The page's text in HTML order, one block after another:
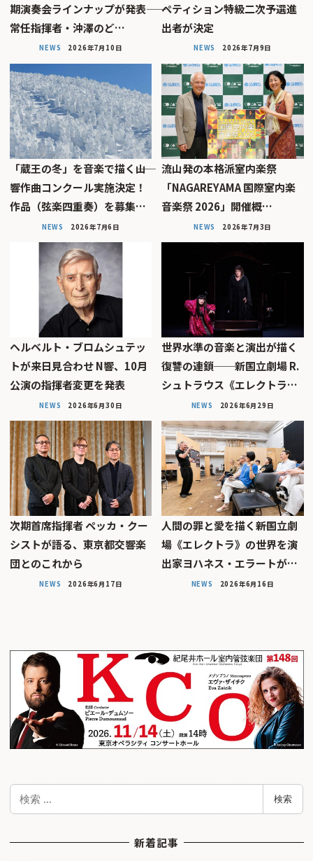
期演奏会ラインナップが発表――
常任指揮者・沖澤のど…
NEWS 2026年7月10日
ペティション特級二次予選進
出者が決定
NEWS 2026年7月9日
「蔵王の冬」を音楽で描く――山
響作曲コンクール実施決定！
作品（弦楽四重奏）を募集…
NEWS 2026年7月6日
流山発の本格派室内楽祭
「NAGAREYAMA 国際室内楽
音楽祭 2026」開催概…
NEWS 2026年7月3日
ヘルベルト・ブロムシュテッ
トが来日見合わせ N響、10月
公演の指揮者変更を発表
NEWS 2026年6月30日
世界水準の音楽と演出が描く
復讐の連鎖──新国立劇場 R.
シュトラウス《エレクトラ…
NEWS 2026年6月29日
次期首席指揮者 ペッカ・クー
シストが語る、東京都交響楽
団とのこれから
NEWS 2026年6月17日
人間の罪と愛を描く――新国立劇
場《エレクトラ》の世界を演
出家ヨハネス・エラートが…
NEWS 2026年6月16日
検
検索
新着記事